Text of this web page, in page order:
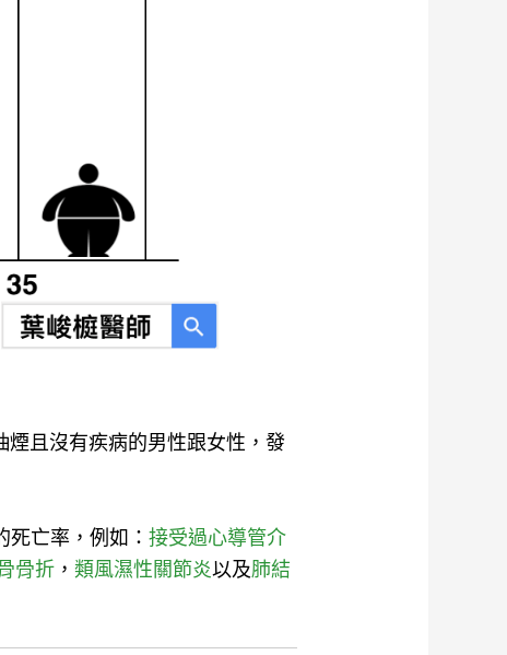
煙且沒有疾病的男性跟女性，發
死亡率，例如：接受過心導管介
骨折 ，類風濕性關節炎以及肺結